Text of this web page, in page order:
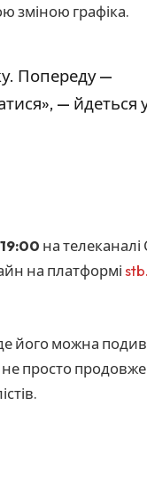
зміною графіка.
Попереду —
— йдеться
на телеканалі
на платформі
його можна
просто